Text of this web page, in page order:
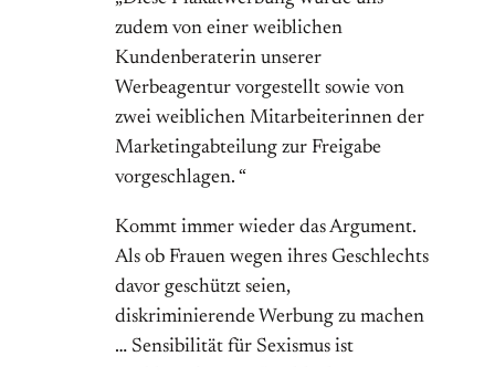
zudem von einer weiblichen
Kundenberaterin unserer
Werbeagentur vorgestellt sowie von
zwei weiblichen Mitarbeiterinnen der
Marketingabteilung zur Freigabe
vorgeschlagen. “
Kommt immer wieder das Argument.
Als ob Frauen wegen ihres Geschlechts
davor geschützt seien,
diskriminierende Werbung zu machen
… Sensibilität für Sexismus ist